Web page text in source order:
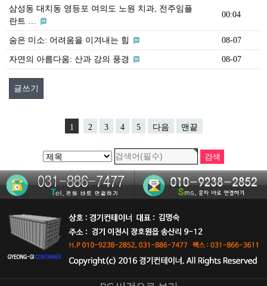
삼성동 대치동 영등포 여의도 노원 치과, 전주임플
란트 …
00:04
숨은 미소: 어려움을 이겨내는 힘 08-07
자연의 아름다움: 산과 강의 풍경 08-07
글쓰기
1 2 3 4 5 다음 맨끝